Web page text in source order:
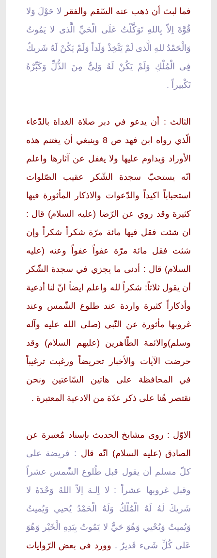
فما لبث أن ذهب عنه السّقم والفقر لا حَوْلَ وَلا
قُوَّةَ اِلاّ بِاللهِ تَوَكَّلْتُ عَلَى الْحَيِّ الَّذى لا يَمُوتُ
وَالْحَمْدُ للهِ الَّذى لَمْ يَتَّخِذْ وَلَداً وَلَمْ يَكُنْ لَهُ شَريكٌ
فِى الْمُلْكِ وَلَمْ يَكُنْ لَهُ وَلِىٌّ مِنَ الذُّلِّ وَكَبِّرْهُ
تَكْبيراً .
الثالث : أن يدعو في دبر صلاة الغداة بالدّعاء
الّذي رواه ابن فهد ص 8 وينبغي أن يغتنم هذه
الأوراد وَيداوم عليها ولا يغفل عن آثارها واعلم
انّه يستحبّ سجدة الشّكر عقيب الصّلوات
استحباباً اكيداً والدّعوات والاذكار المأثورة فيها
كثيرة وقد روي عن الرّضا (عليه السلام) قال :
ان شئت فقل فيها مائة مرّة شكراً شكراً وإن
شئت فقل مائة مرّة عفواً عفواً وعنه (عليه
السلام) قال : أدنى ما يجزي في سجدة الشّكر
أن يقول ثلاثاً: شكراً لله واعلم ايضاً انّ لنا أدعية
وأذكاراً كثيرة واردة عند طلوع الشّمس وعند
غروبها مأثورة عن النّبي (صلى الله عليه وآله
وسلم)والائمة الطّاهرين (عليهم السلام) وقد
حرضت الآيات والأخبار تحريضاً ورغبت ترغيباً
في المحافظة على هاتين السّاعتين ونحن
نقتصر هُنا على ذكر عدّة من الادعية المعتبرة .
الاوّل : روى مشايخ الحديث بإسناد مُعتبرة عن
الصادق (عليه السلام) انّه قال : فريضة على
كلّ مسلم أن يقول قبل طُلوع الشّمس عشراً
وقبل غروبها عشراً : لا اِلـهَ اِلاّ اللهُ وَحْدَهُ لا
شَريكَ لَهُ لَهُ الْمُلْكُ وَلَهُ الْحَمْدُ يُحيي وَيُميتُ
وَيُميتُ وَيُحْيي وَهُوَ حَيٌّ لا يَمُوتُ بِيَدِهِ الْخَيْر وَهُوَ
عَلى كُلِّ شَيء قَديرٌ . وورد في بعض الرّوايات